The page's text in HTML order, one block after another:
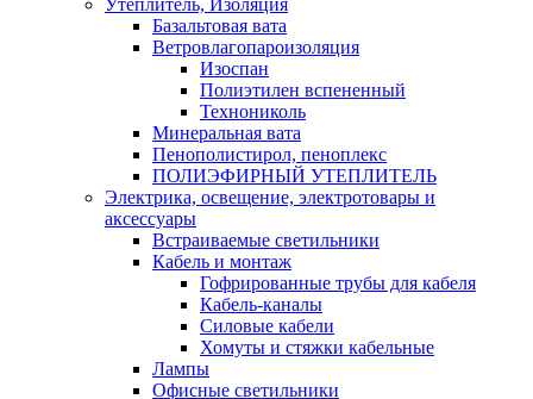
Утеплитель, Изоляция
Базальтовая вата
Ветровлагопароизоляция
Изоспан
Полиэтилен вспененный
Технониколь
Минеральная вата
Пенополистирол, пеноплекс
ПОЛИЭФИРНЫЙ УТЕПЛИТЕЛЬ
Электрика, освещение, электротовары и
аксессуары
Встраиваемые светильники
Кабель и монтаж
Гофрированные трубы для кабеля
Кабель-каналы
Силовые кабели
Хомуты и стяжки кабельные
Лампы
Офисные светильники